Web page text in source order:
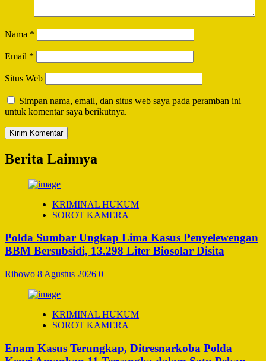
Nama *
Email *
Situs Web
Simpan nama, email, dan situs web saya pada peramban ini
untuk komentar saya berikutnya.
Berita Lainnya
KRIMINAL HUKUM
SOROT KAMERA
Polda Sumbar Ungkap Lima Kasus Penyelewengan
BBM Bersubsidi, 13.298 Liter Biosolar Disita
Ribowo 8 Agustus 2026 0
KRIMINAL HUKUM
SOROT KAMERA
Enam Kasus Terungkap, Ditresnarkoba Polda